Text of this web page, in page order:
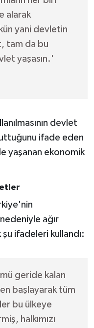
alarak
yani devletin
tam da bu
yaşasın.'
devlet
ifade eden
yaşanan ekonomik
ağır
ifadeleri kullandı:
geride kalan
başlayarak tüm
bu ülkeye
halkımızı